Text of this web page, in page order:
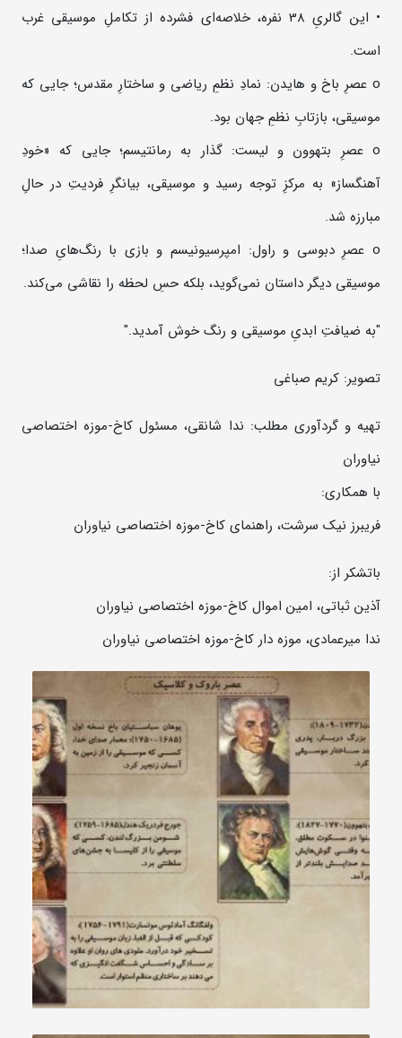
• این گالریِ 38 نفره، خلاصه‌ای فشرده از تکاملِ موسیقی غرب
است.
o عصرِ باخ و هایدن: نمادِ نظمِ ریاضی و ساختارِ مقدس؛ جایی که
موسیقی، بازتابِ نظمِ جهان بود.
o عصرِ بتهوون و لیست: گذار به رمانتیسم؛ جایی که «خودِ
آهنگساز» به مرکزِ توجه رسید و موسیقی، بیانگرِ فردیتِ در حالِ
مبارزه شد.
o عصرِ دبوسی و راول: امپرسیونیسم و بازی با رنگ‌هایِ صدا؛
موسیقی دیگر داستان نمی‌گوید، بلکه حسِ لحظه را نقاشی می‌کند.
"به ضیافتِ ابدیِ موسیقی و رنگ خوش آمدید."
تصویر: کریم صباغی
تهیه و گردآوری مطلب: ندا شانقی، مسئول کاخ-موزه اختصاصی
نیاوران
با همکاری:
فریبرز نیک سرشت، راهنمای کاخ-موزه اختصاصی نیاوران
باتشکر از:
آذین ثباتی، امین اموال کاخ-موزه اختصاصی نیاوران
ندا میرعمادی، موزه دار کاخ-موزه اختصاصی نیاوران